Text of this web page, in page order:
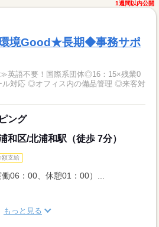
1週間以内公開
環境Good★長期◆事務サポ
語不要！国際系団体◎16：15×残業0
ル対応 ◎オフィス内の備品管理 ◎来客対
ング
和区/北浦和駅（徒歩 7分）
額支給
06：00、休憩01：00）...
もっと見る